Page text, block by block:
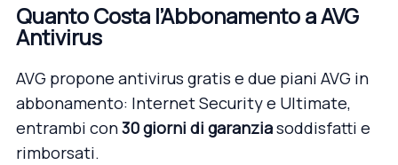
Quanto Costa l’Abbonamento a AVG
Antivirus
AVG propone antivirus gratis e due piani AVG in
abbonamento: Internet Security e Ultimate,
entrambi con30 giorni di garanziasoddisfatti e
rimborsati.